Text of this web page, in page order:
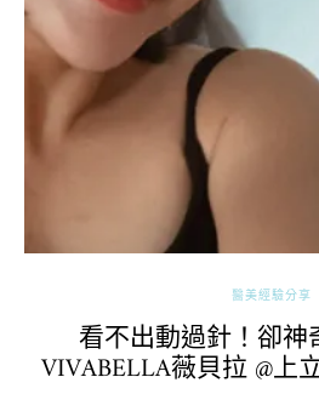
醫美經驗分享
看不出動過針！卻神
VIVABELLA薇貝拉 @上